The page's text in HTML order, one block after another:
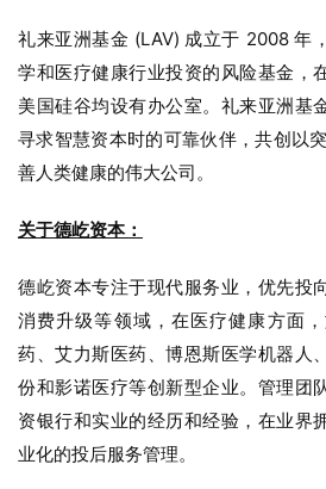
礼来亚洲基金 (LAV) 成立于 2008 年
学和医疗健康行业投资的风险基金，
美国硅谷均设有办公室。礼来亚洲基
寻求智慧资本时的可靠伙伴，共创以
善人类健康的伟大公司。
关于德屹资本：
德屹资本专注于现代服务业，优先投
消费升级等领域，在医疗健康方面
药、艾力斯医药、博恩斯医学机器人
份和影诺医疗等创新型企业。管理团
资银行和实业的经历和经验，在业界
业化的投后服务管理。